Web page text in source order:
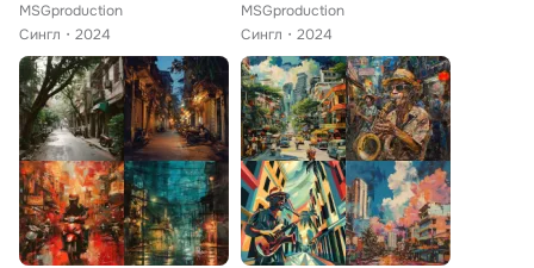
MSGproduction
Сингл
2024
MSGproduction
Сингл
2024